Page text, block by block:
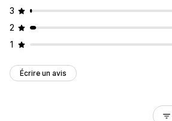
3
2
1
Écrire un avis